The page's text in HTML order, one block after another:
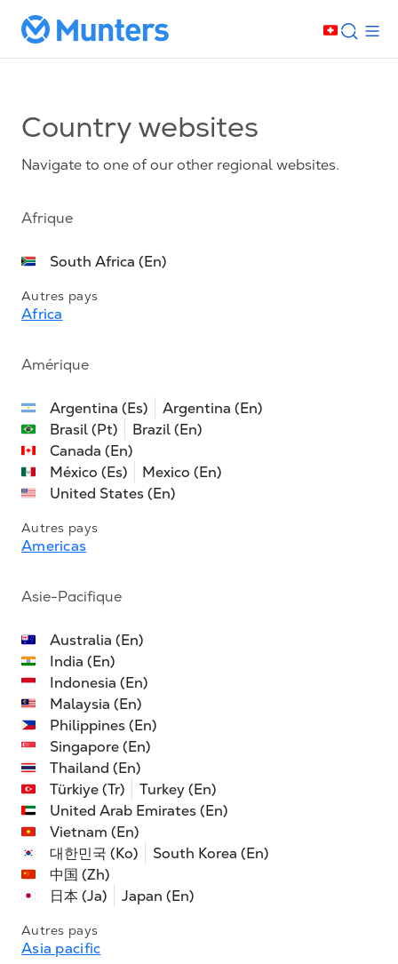
Country websites
Navigate to one of our other regional websites.
Afrique
South Africa (En)
Autres pays
Africa
Amérique
Argentina (Es)
Argentina (En)
Brasil (Pt)
Brazil (En)
Canada (En)
México (Es)
Mexico (En)
United States (En)
Autres pays
Americas
Asie-Pacifique
Australia (En)
India (En)
Indonesia (En)
Malaysia (En)
Philippines (En)
Singapore (En)
Thailand (En)
Türkiye (Tr)
Turkey (En)
United Arab Emirates (En)
Vietnam (En)
대한민국 (Ko)
South Korea (En)
中国 (Zh)
日本 (Ja)
Japan (En)
Autres pays
Asia pacific